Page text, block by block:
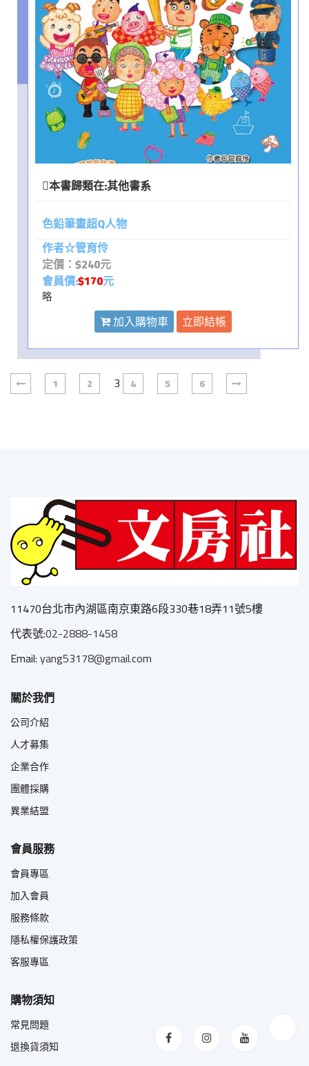
本書歸類在:其他書系
色鉛筆畫超Q人物
作者☆管育伶
定價：$240元
會員價:$170元
略
加入購物車 立即結帳
1 2 3 4 5 6
11470台北市內湖區南京東路6段330巷18弄11號5樓
代表號:02-2888-1458
Email:yang53178@gmail.com
關於我們
公司介紹
人才募集
企業合作
團體採購
異業結盟
會員服務
會員專區
加入會員
服務條款
隱私權保護政策
客服專區
購物須知
常見問題
退換貨須知